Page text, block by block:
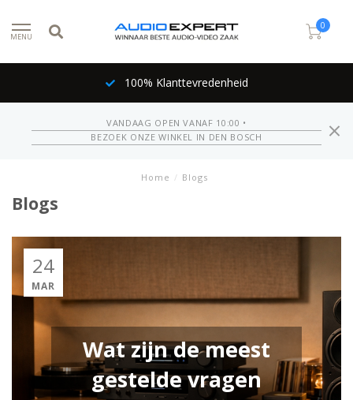
MENU
0
100% Klanttevredenheid
VANDAAG OPEN VANAF 10:00 •
BEZOEK ONZE WINKEL IN DEN BOSCH
Home / Blogs
Blogs
24
MAR
Wat zijn de meest
gestelde vragen